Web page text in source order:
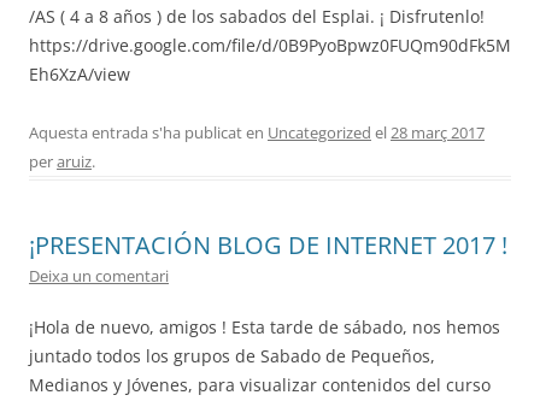
/AS ( 4 a 8 años ) de los sabados del Esplai. ¡ Disfrutenlo!
https://drive.google.com/file/d/0B9PyoBpwz0FUQm90dFk5M
Eh6XzA/view
Aquesta entrada s'ha publicat en Uncategorized el28 març 2017
peraruiz.
¡PRESENTACIÓN BLOG DE INTERNET 2017 !
Deixa un comentari
¡Hola de nuevo, amigos ! Esta tarde de sábado, nos hemos
juntado todos los grupos de Sabado de Pequeños,
Medianos y Jóvenes, para visualizar contenidos del curso
ESPLAIS
SUPORT TERCER SECTOR